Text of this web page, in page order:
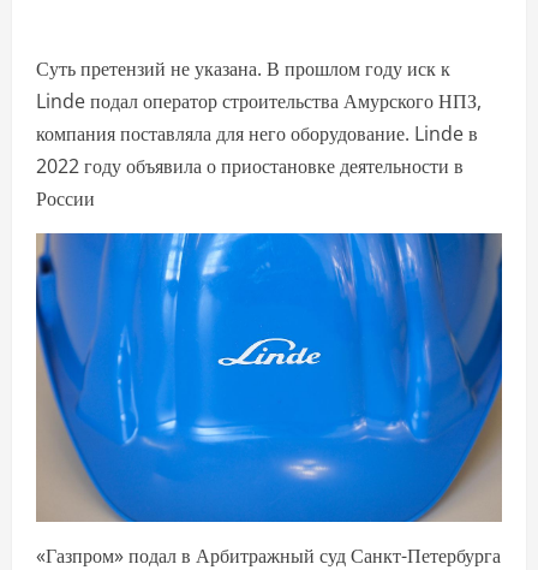
Суть претензий не указана. В прошлом году иск к
Linde подал оператор строительства Амурского НПЗ,
компания поставляла для него оборудование. Linde в
2022 году объявила о приостановке деятельности в
России
«Газпром» подал в Арбитражный суд Санкт-Петербурга